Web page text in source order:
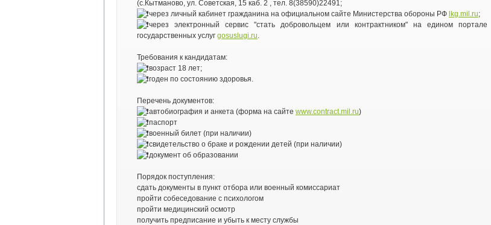
(с.Кытманово, ул. Советская, 15 каб. 2 , тел. 8(38590)22491;
через личный кабинет гражданина на официальном сайте Министерства обороны РФ lkg.mil.ru;
через электронный сервис "стать добровольцем или контрактником" на едином портале
государственных услуг gosuslugi.ru
Требования к кандидатам:
возраст 18 лет;
годен по состоянию здоровья.
Перечень документов:
автобиография и анкета (форма на сайте www.contract.mil.ru)
паспорт
военный билет (при наличии)
свидетельство о браке и рождении детей (при наличии)
документ об образовании
Порядок поступления:
сдать документы в пункт отбора или военный комиссариат
пройти собеседование с психологом
пройти медицинский осмотр
получить предписание и убыть к месту службы